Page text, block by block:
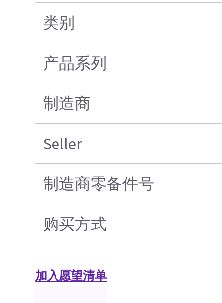
类别
产品系列
制造商
Seller
制造商零备件号
购买方式
加入愿望清单